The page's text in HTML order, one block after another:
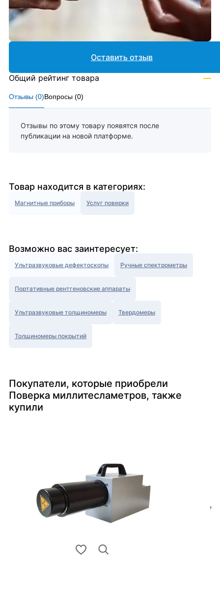
Отзывы (0)Вопросы (0)
Отзывы по этому товару появятся после
публикации на новой платформе.
Оставить отзыв
Общий рейтинг товара —
Товар находится в категориях:
Магнитные приборы Услуг поверки
Возможно вас заинтересует:
Ультразвуковые дефектоскопы Ручные спектрометры
Портативные рентгеновские аппараты
Ультразвуковые толщиномеры Твердомеры
Толщиномеры покрытий
Покупатели, которые приобрели
Поверка миллитесламетров, также
купили